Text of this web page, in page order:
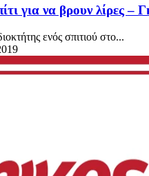
για να βρουν λίρες
ενός σπιτιού στο...